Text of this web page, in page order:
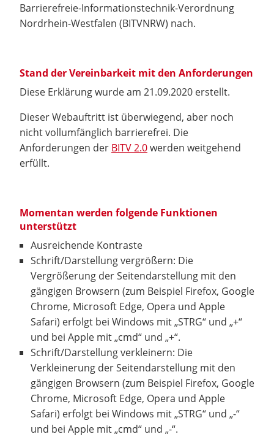
Barrierefreie-Informationstechnik-Verordnung
Nordrhein-Westfalen (BITVNRW) nach.
Stand der Vereinbarkeit mit den Anforderungen
Diese Erklärung wurde am 21.09.2020 erstellt.
Dieser Webauftritt ist überwiegend, aber noch
nicht vollumfänglich barrierefrei. Die
Anforderungen der BITV 2.0werden weitgehend
erfüllt.
Momentan werden folgende Funktionen
unterstützt
Ausreichende Kontraste
Schrift/Darstellung vergrößern: Die
Vergrößerung der Seitendarstellung mit den
gängigen Browsern (zum Beispiel Firefox, Google
Chrome, Microsoft Edge, Opera und Apple
Safari) erfolgt bei Windows mit „STRG“ und „+“
und bei Apple mit „cmd“ und „+“.
Schrift/Darstellung verkleinern: Die
Verkleinerung der Seitendarstellung mit den
gängigen Browsern (zum Beispiel Firefox, Google
Chrome, Microsoft Edge, Opera und Apple
Safari) erfolgt bei Windows mit „STRG“ und „-“
und bei Apple mit „cmd“ und „-“.